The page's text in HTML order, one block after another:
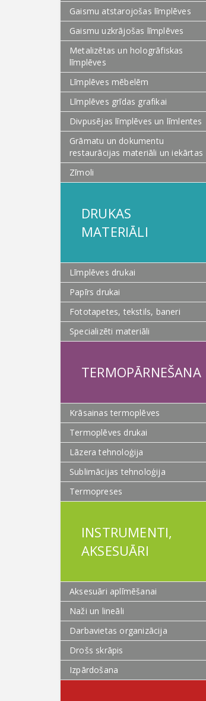
Gaismu atstarojošas līmplēves
Gaismu uzkrājošas līmplēves
Metalizētas un hologrāfiskas
līmplēves
Līmplēves mēbelēm
Līmplēves grīdas grafikai
Divpusējas līmplēves un līmlentes
Grāmatu un dokumentu
restaurācijas materiāli un iekārtas
Zīmoli
DRUKAS
MATERIĀLI
Līmplēves drukai
Papīrs drukai
Fototapetes, tekstils, baneri
Specializēti materiāli
TERMOPĀRNEŠANA
Krāsainas termoplēves
Termoplēves drukai
Lāzera tehnoloģija
Sublimācijas tehnoloģija
Termopreses
INSTRUMENTI,
AKSESUĀRI
Aksesuāri aplīmēšanai
Naži un lineāli
Darbavietas organizācija
Drošs skrāpis
Izpārdošana